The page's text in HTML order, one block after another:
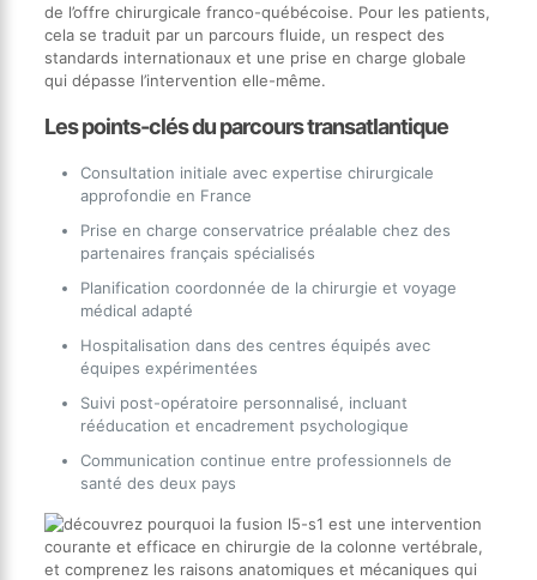
de l’offre chirurgicale franco-québécoise. Pour les patients,
cela se traduit par un parcours fluide, un respect des
standards internationaux et une prise en charge globale
qui dépasse l’intervention elle-même.
Les points-clés du parcours transatlantique
Consultation initiale avec expertise chirurgicale
approfondie en France
Prise en charge conservatrice préalable chez des
partenaires français spécialisés
Planification coordonnée de la chirurgie et voyage
médical adapté
Hospitalisation dans des centres équipés avec
équipes expérimentées
Suivi post-opératoire personnalisé, incluant
rééducation et encadrement psychologique
Communication continue entre professionnels de
santé des deux pays